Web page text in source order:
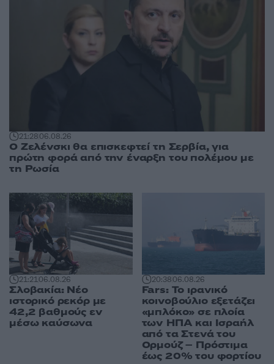
21:2806.08.26
Ο Ζελένσκι θα επισκεφτεί τη Σερβία, για
πρώτη φορά από την έναρξη του πολέμου με
τη Ρωσία
21:2106.08.26
Σλοβακία: Νέο
ιστορικό ρεκόρ με
42,2 βαθμούς εν
μέσω καύσωνα
20:3806.08.26
Fars: Το ιρανικό
κοινοβούλιο εξετάζει
«μπλόκο» σε πλοία
των ΗΠΑ και Ισραήλ
από τα Στενά του
Ορμούζ – Πρόστιμα
έως 20% του φορτίου